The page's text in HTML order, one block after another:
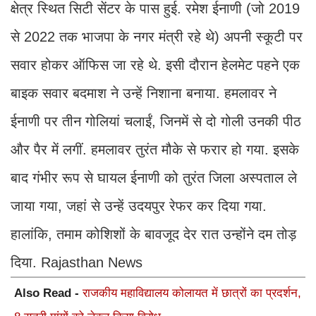
क्षेत्र स्थित सिटी सेंटर के पास हुई. रमेश ईनाणी (जो 2019
से 2022 तक भाजपा के नगर मंत्री रहे थे) अपनी स्कूटी पर
सवार होकर ऑफिस जा रहे थे. इसी दौरान हेलमेट पहने एक
बाइक सवार बदमाश ने उन्हें निशाना बनाया. हमलावर ने
ईनाणी पर तीन गोलियां चलाईं, जिनमें से दो गोली उनकी पीठ
और पैर में लगीं. हमलावर तुरंत मौके से फरार हो गया. इसके
बाद गंभीर रूप से घायल ईनाणी को तुरंत जिला अस्पताल ले
जाया गया, जहां से उन्हें उदयपुर रेफर कर दिया गया.
हालांकि, तमाम कोशिशों के बावजूद देर रात उन्होंने दम तोड़
दिया. Rajasthan News
Also Read -राजकीय महाविद्यालय कोलायत में छात्रों का प्रदर्शन,